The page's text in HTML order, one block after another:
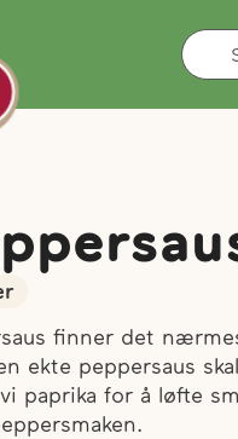
Søk
finner det
ekte peppersaus
paprika for å løfte